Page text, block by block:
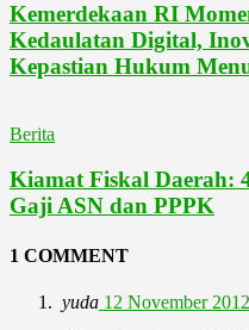
Kemerdekaan RI
Kedaulatan Digital,
Kepastian Hukum
Berita
Kiamat Fiskal Daerah:
Gaji ASN dan PPPK
1 COMMENT
yuda 12 November